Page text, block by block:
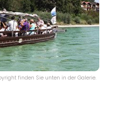
finden Sie unten in der Galerie.